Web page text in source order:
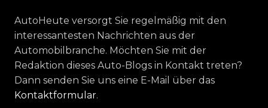
AutoHeute versorgt Sie regelmäßig mit den
interessantesten Nachrichten aus der
Automobilbranche. Möchten Sie mit der
Redaktion dieses Auto-Blogs in Kontakt treten?
Dann senden Sie uns eine E-Mail über das
Kontaktformular.